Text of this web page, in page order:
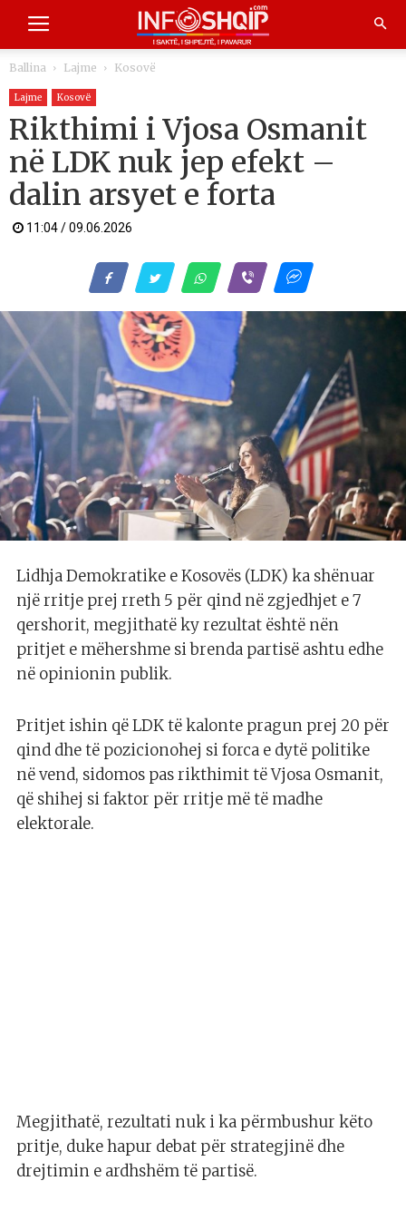
Ballina Lajme Kosovë
Lajme Kosovë
Rikthimi i Vjosa Osmanit
në LDK nuk jep efekt –
dalin arsyet e forta
11:04 / 09.06.2026
Lidhja Demokratike e Kosovës (LDK) ka shënuar
një rritje prej rreth 5 për qind në zgjedhjet e 7
qershorit, megjithatë ky rezultat është nën
pritjet e mëhershme si brenda partisë ashtu edhe
në opinionin publik.
Pritjet ishin që LDK të kalonte pragun prej 20 për
qind dhe të pozicionohej si forca e dytë politike
në vend, sidomos pas rikthimit të Vjosa Osmanit,
që shihej si faktor për rritje më të madhe
elektorale.
Megjithatë, rezultati nuk i ka përmbushur këto
pritje, duke hapur debat për strategjinë dhe
drejtimin e ardhshëm të partisë.